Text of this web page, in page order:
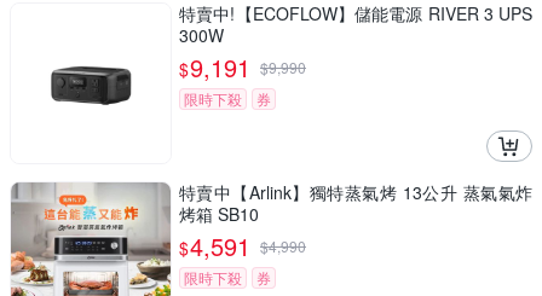
特賣中!【ECOFLOW】儲能電源 RIVER 3 UPS
300W
$9,191 $9,990
限時下殺
券
特賣中【Arlink】獨特蒸氣烤 13公升 蒸氣氣炸
烤箱 SB10
$4,591 $4,990
限時下殺
券